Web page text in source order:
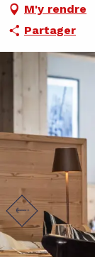
M'y rendre
Partager